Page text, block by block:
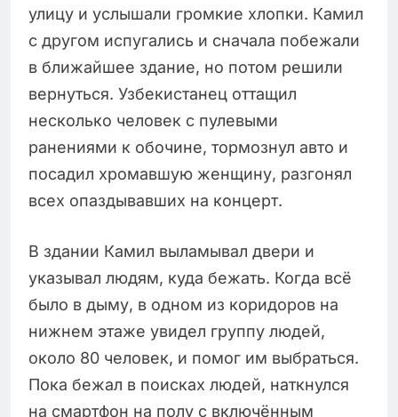
улицу и услышали громкие хлопки. Камил
с другом испугались и сначала побежали
в ближайшее здание, но потом решили
вернуться. Узбекистанец оттащил
несколько человек с пулевыми
ранениями к обочине, тормознул авто и
посадил хромавшую женщину, разгонял
всех опаздывавших на концерт.
В здании Камил выламывал двери и
указывал людям, куда бежать. Когда всё
было в дыму, в одном из коридоров на
нижнем этаже увидел группу людей,
около 80 человек, и помог им выбраться.
Пока бежал в поисках людей, наткнулся
на смартфон на полу с включённым